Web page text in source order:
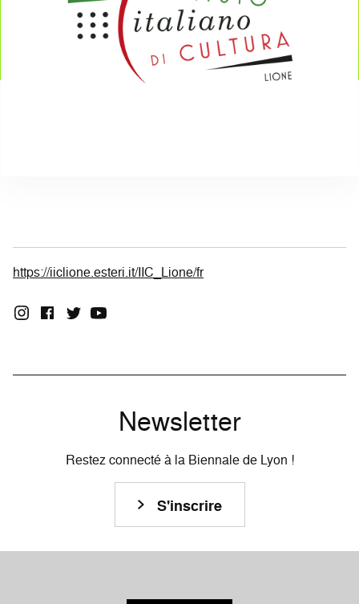
https://iiclione.esteri.it/IIC_Lione/fr
Newsletter
Restez connecté à la Biennale de Lyon !
S'inscrire